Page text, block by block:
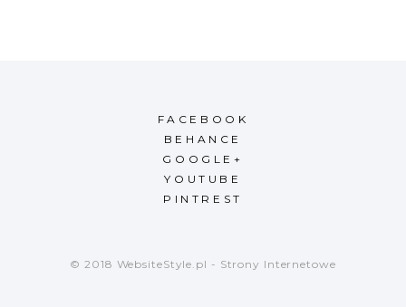
FACEBOOK
BEHANCE
GOOGLE+
YOUTUBE
PINTREST
© 2018 WebsiteStyle.pl - Strony Internetowe